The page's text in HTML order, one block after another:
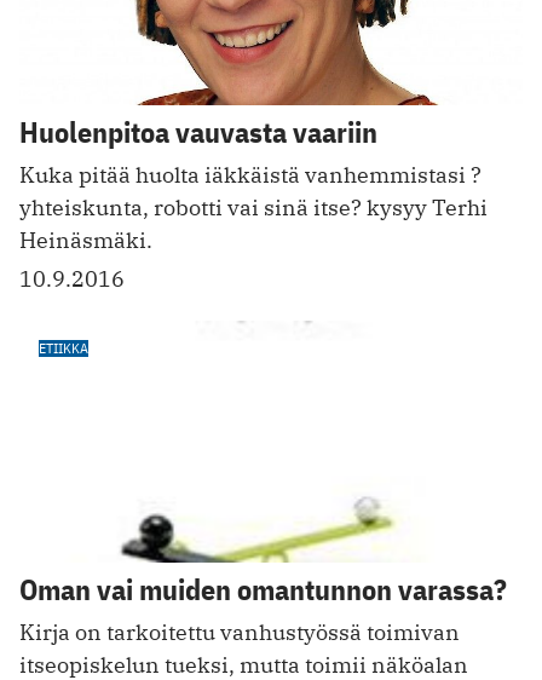
Huolenpitoa vauvasta vaariin
Kuka pitää huolta iäkkäistä vanhemmistasi ?
yhteiskunta, robotti vai sinä itse? kysyy Terhi
Heinäsmäki.
10.9.2016
ETIIKKA
Oman vai muiden omantunnon varassa?
Kirja on tarkoitettu vanhustyössä toimivan
itseopiskelun tueksi, mutta toimii näköalan